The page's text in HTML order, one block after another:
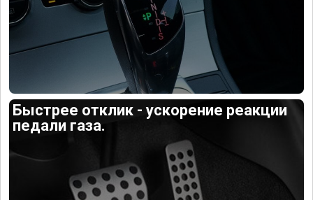
Быстрее отклик - ускорение реакции
педали газа.